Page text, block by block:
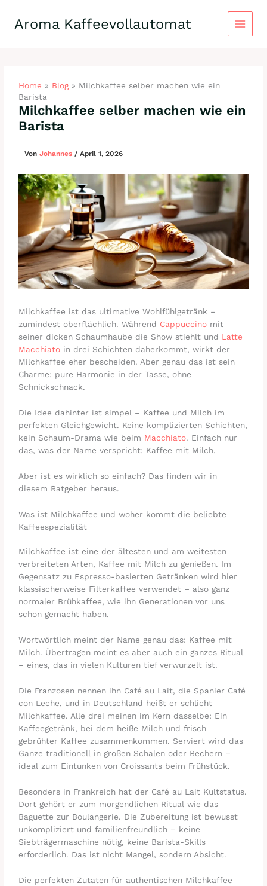
Inhalt
springen
Aroma Kaffeevollautomat
Home » Blog » Milchkaffee selber machen wie ein
Barista
Milchkaffee selber machen wie ein
Barista
VonJohannes/April 1, 2026
Milchkaffee ist das ultimative Wohlfühlgetränk –
zumindest oberflächlich. Während Cappuccino mit
seiner dicken Schaumhaube die Show stiehlt und Latte
Macchiato in drei Schichten daherkommt, wirkt der
Milchkaffee eher bescheiden. Aber genau das ist sein
Charme: pure Harmonie in der Tasse, ohne
Schnickschnack.
Die Idee dahinter ist simpel – Kaffee und Milch im
perfekten Gleichgewicht. Keine komplizierten Schichten,
kein Schaum-Drama wie beim Macchiato. Einfach nur
das, was der Name verspricht: Kaffee mit Milch.
Aber ist es wirklich so einfach? Das finden wir in
diesem Ratgeber heraus.
Was ist Milchkaffee und woher kommt die beliebte
Kaffeespezialität
Milchkaffee ist eine der ältesten und am weitesten
verbreiteten Arten, Kaffee mit Milch zu genießen. Im
Gegensatz zu Espresso-basierten Getränken wird hier
klassischerweise Filterkaffee verwendet – also ganz
normaler Brühkaffee, wie ihn Generationen vor uns
schon gemacht haben.
Wortwörtlich meint der Name genau das: Kaffee mit
Milch. Übertragen meint es aber auch ein ganzes Ritual
– eines, das in vielen Kulturen tief verwurzelt ist.
Die Franzosen nennen ihn Café au Lait, die Spanier Café
con Leche, und in Deutschland heißt er schlicht
Milchkaffee. Alle drei meinen im Kern dasselbe: Ein
Kaffeegetränk, bei dem heiße Milch und frisch
gebrühter Kaffee zusammenkommen. Serviert wird das
Ganze traditionell in großen Schalen oder Bechern –
ideal zum Eintunken von Croissants beim Frühstück.
Besonders in Frankreich hat der Café au Lait Kultstatus.
Dort gehört er zum morgendlichen Ritual wie das
Baguette zur Boulangerie. Die Zubereitung ist bewusst
unkompliziert und familienfreundlich – keine
Siebträgermaschine nötig, keine Barista-Skills
erforderlich. Das ist nicht Mangel, sondern Absicht.
Die perfekten Zutaten für authentischen Milchkaffee